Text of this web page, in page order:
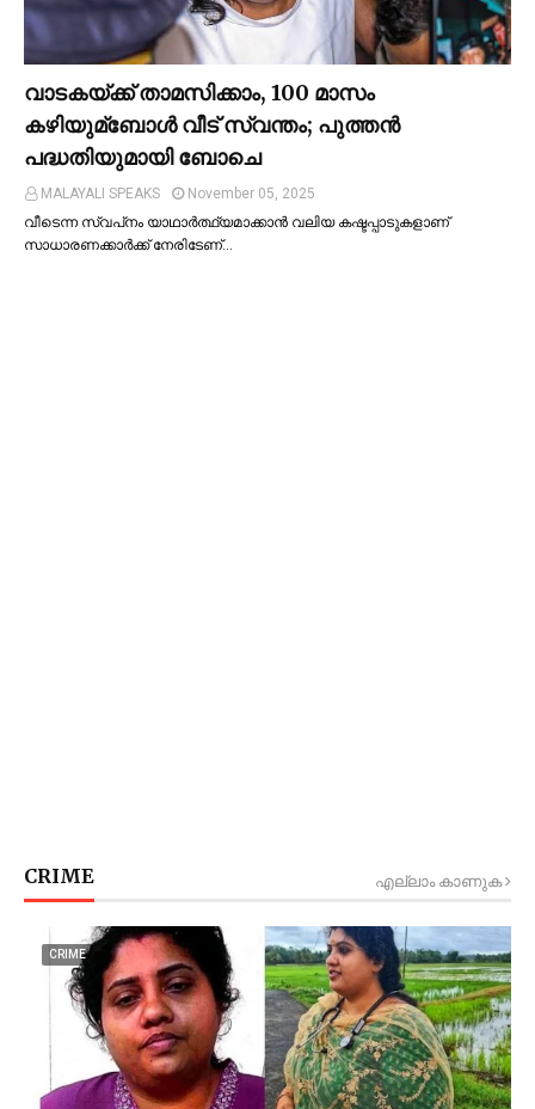
വാടകയ്ക്ക് താമസിക്കാം, 100 മാസം
കഴിയുമ്ബോള്‍ വീട് സ്വന്തം; പുത്തന്‍
പദ്ധതിയുമായി ബോചെ
MALAYALI SPEAKS
November 05, 2025
വീടെന്ന സ്വപ്‌നം യാഥാര്‍ത്ഥ്യമാക്കാന്‍ വലിയ കഷ്ടപ്പാടുകളാണ്
സാധാരണക്കാര്‍ക്ക് നേരിടേണ്…
CRIME എല്ലാം കാണുക
CRIME